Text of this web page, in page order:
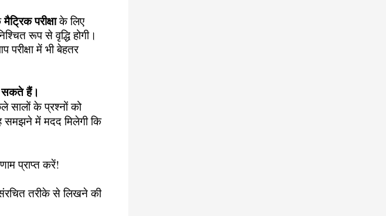
मैट्रिक परीक्षाके लिए
रूप से वृद्धि होगी।
में भी बेहतर
सकते हैं।
सालों के प्रश्नों को
समझने में मदद मिलेगी कि
प्राप्त करें!
तरीके से लिखने की